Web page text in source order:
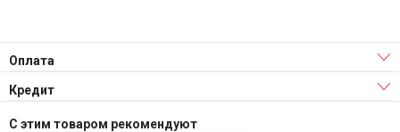
Оплата
Кредит
С этим товаром рекомендуют